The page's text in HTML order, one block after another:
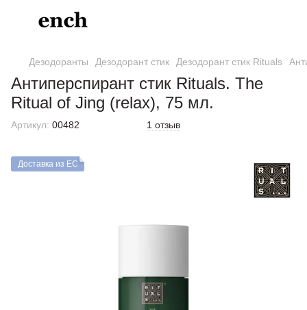
Дезодоранты Дезодорант стик Дезодорант стик Rituals
Антиперспирант стик Rituals. The
Ritual of Jing (relax), 75 мл.
Артикул: 00482 1 отзыв
Доставка из ЕС